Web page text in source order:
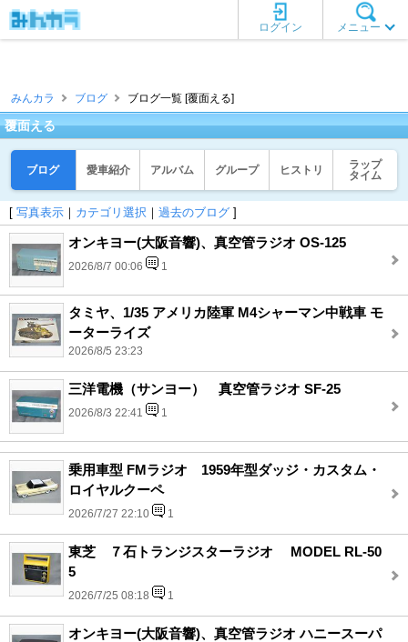
メニュー
ログイン
みんカラ ブログ ブログ一覧 [覆面える]
覆面える
ブログ 愛車紹介 アルバム グループ ヒストリ
ラップ
タイム
[ 写真表示 ｜ カテゴリ選択 ｜ 過去のブログ ]
オンキヨー(大阪音響)、真空管ラジオ OS-125
2026/8/7 00:06 1
タミヤ、1/35 アメリカ陸軍 M4シャーマン中戦車 モ
ーターライズ
2026/8/5 23:23
三洋電機（サンヨー） 真空管ラジオ SF-25
2026/8/3 22:41 1
乗用車型 FMラジオ 1959年型ダッジ・カスタム・
ロイヤルクーペ
2026/7/27 22:10 1
東芝 ７石トランジスターラジオ MODEL RL-50
5
2026/7/25 08:18 1
オンキヨー(大阪音響)、真空管ラジオ ハニースーパ